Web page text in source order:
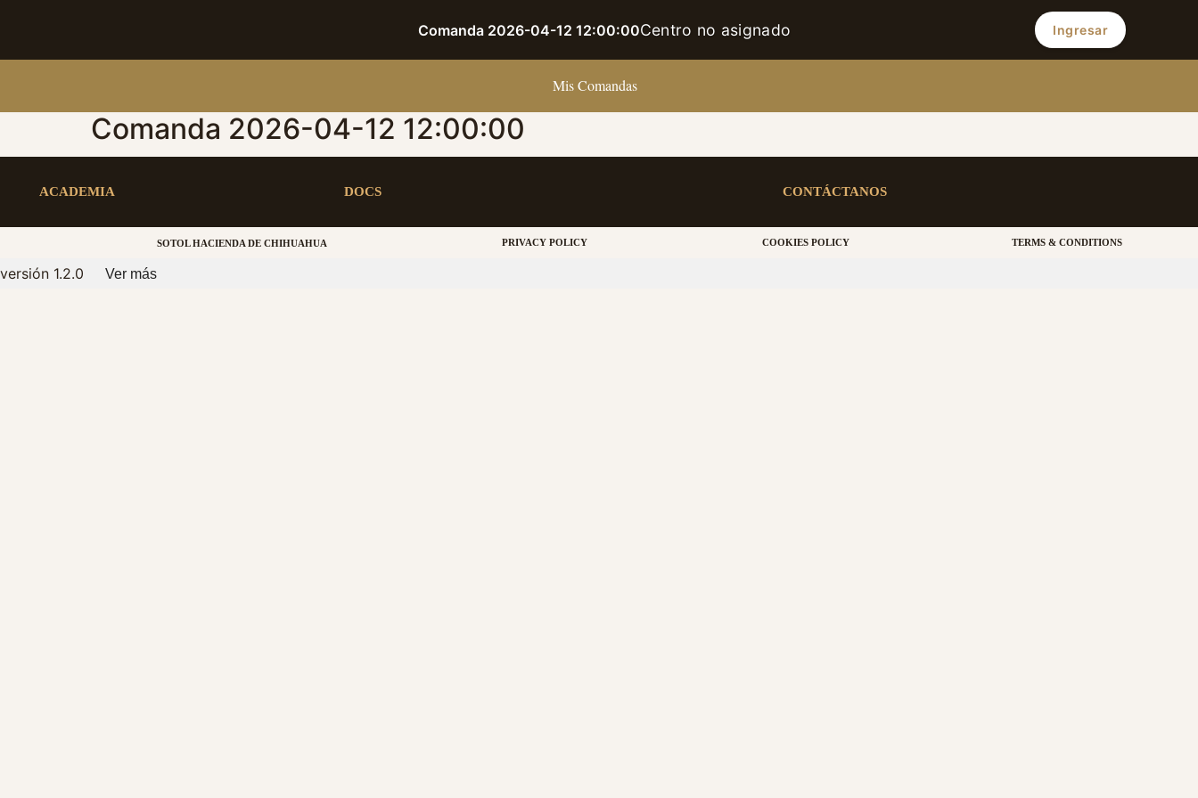
Comanda 2026-04-12 12:00:00Centro no asignado Ingresar
Mis Comandas
Comanda 2026-04-12 12:00:00
ACADEMIA DOCS CONTÁCTANOS
SOTOL HACIENDA DE CHIHUAHUA PRIVACY POLICY COOKIES POLICY TERMS & CONDITIONS
versión 1.2.0 Ver más